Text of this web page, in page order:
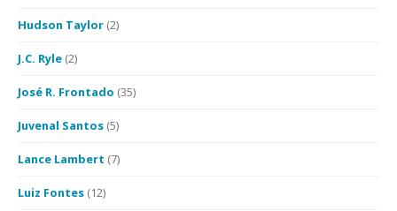
Hudson Taylor (2)
J.C. Ryle (2)
José R. Frontado (35)
Juvenal Santos (5)
Lance Lambert (7)
Luiz Fontes (12)